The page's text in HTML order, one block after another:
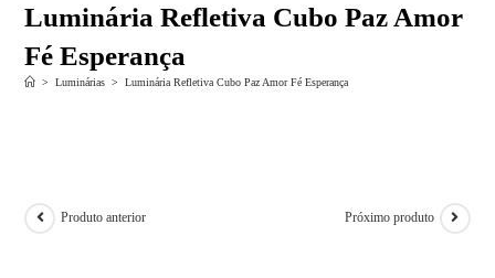
Luminária Refletiva Cubo Paz Amor
Fé Esperança
> Luminárias > Luminária Refletiva Cubo Paz Amor Fé Esperança
Produto anterior Próximo produto